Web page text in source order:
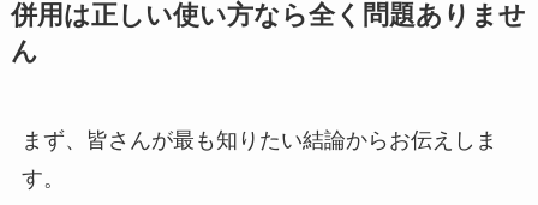
併用は正しい使い方なら全く問題ありませ
ん
まず、皆さんが最も知りたい結論からお伝えしま
す。